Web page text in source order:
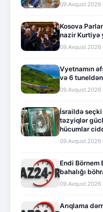
09.Avqust.2026
Kosova
nazir Kurtiyə
09.Avqust.2026
Vyetnamın
və 6
09.Avqust.2026
İsraildə
təzyiqlər
hücumlar
09.Avqust.2026
Endi Börnem
bahalığı
09.Avqust.2026
Arıqlama